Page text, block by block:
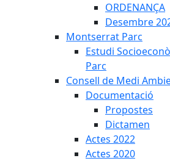
ORDENANÇA
Desembre
Montserrat Parc
Estudi
Parc
Consell de Medi
Documentació
Propostes
Dictamen
Actes 2022
Actes 2020